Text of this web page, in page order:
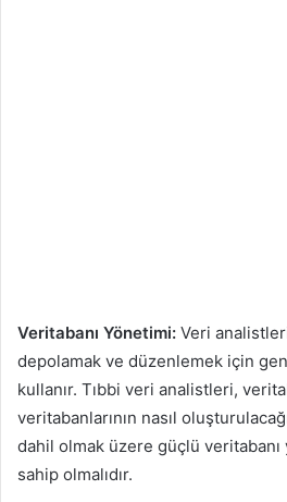
Veritabanı Yönetimi: Veri
depolamak ve düzenlemek için
kullanır. Tıbbi veri analistleri,
veritabanlarının nasıl
dahil olmak üzere güçlü
sahip olmalıdır.